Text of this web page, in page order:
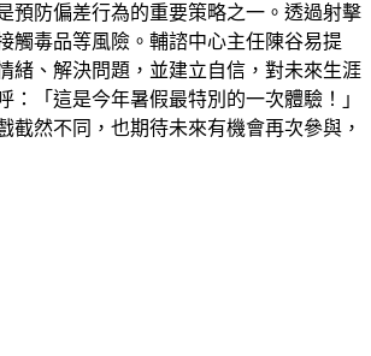
預防偏差行為的重要策略之一。透過射擊
觸毒品等風險。輔諮中心主任陳谷易提
緒、解決問題，並建立自信，對未來生涯
「這是今年暑假最特別的一次體驗！」
然不同，也期待未來有機會再次參與，